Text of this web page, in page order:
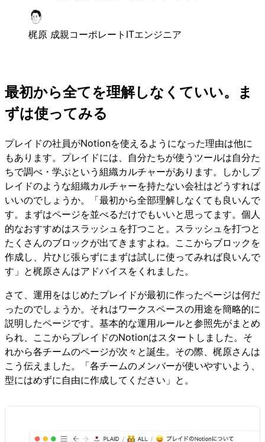
梶原 成親コーポレートITエンジニア
最初から全てを理解しなくていい。ま
ずは使ってみる
プレイドの社員がNotionを使えるようになった理由は他に
もあります。プレイドには、自分たちが使うツールは自分た
ちで調べ・学ぶという組織カルチャーがあります。しかしプ
レイドのような組織カルチャーを持たない会社はどうすれば
いいのでしょうか。「最初から全部理解しなくても良いんで
す。まずはページを並べるだけでもいいと思ってます。個人
的なおすすめはスラッシュを打つこと。スラッシュを打つと
たくさんのブロックが出てきますよね。ここからブロックを
作成し、片ひじ張らずにまずは試しに使ってみれば良いんで
す」と梶原さんはアドバイスをくれました。
さて、運用をはじめたプレイドが最初に作ったページは何だ
ったのでしょうか。それはワークスペースの用途を簡略的に
説明したページです。基本的な運用ルールと参照先がまとめ
られ、ここからプレイドのNotionはスタートしました。そ
れから各チームのページが次々と誕生。その際、梶原さんは
こう伝えました。「各チームのメンバーが使いやすいよう、
型にはめずに自由に作成してください」と。